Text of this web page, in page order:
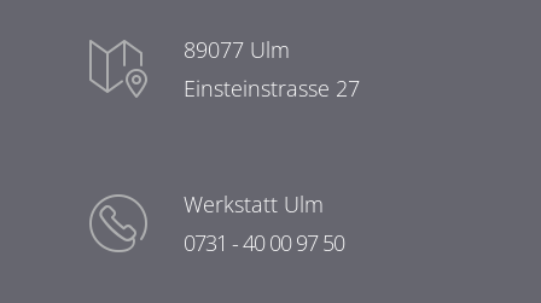
89077 Ulm
Einsteinstrasse 27
Werkstatt Ulm
0731 - 40 00 97 50